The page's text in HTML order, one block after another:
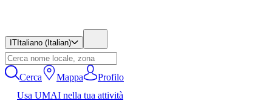
IT Italiano (Italian)
Cerca Mappa
Profilo
Usa UMAI nella tua attività